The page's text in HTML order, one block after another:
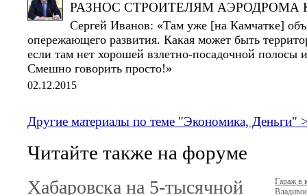
РАЗНОС СТРОИТЕЛЯМ АЭРОДРОМА
Сергей Иванов: «Там уже [на Камчатке]
опережающего развития. Какая может быть
если там нет хорошей взлетно-посадочной полосы
Смешно говорить просто!»
02.12.2015
Другие материалы по теме "Экономика, Деньги"
Читайте также на форуме
Хабаровска на 5-тысячной
Гараж в